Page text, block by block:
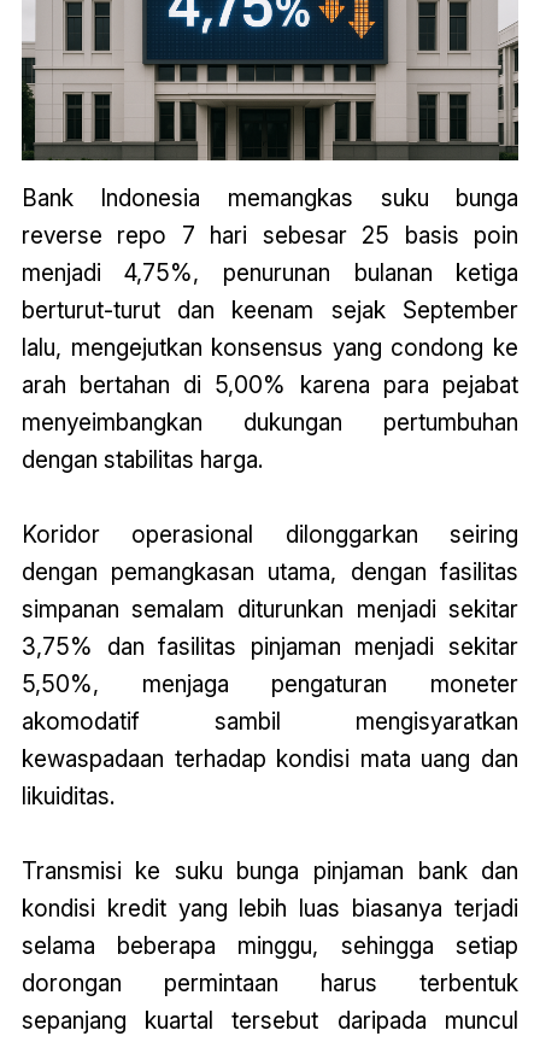
Bank Indonesia memangkas suku bunga
reverse repo 7 hari sebesar 25 basis poin
menjadi 4,75%, penurunan bulanan ketiga
berturut-turut dan keenam sejak September
lalu, mengejutkan konsensus yang condong ke
arah bertahan di 5,00% karena para pejabat
menyeimbangkan dukungan pertumbuhan
dengan stabilitas harga.
Koridor operasional dilonggarkan seiring
dengan pemangkasan utama, dengan fasilitas
simpanan semalam diturunkan menjadi sekitar
3,75% dan fasilitas pinjaman menjadi sekitar
5,50%, menjaga pengaturan moneter
akomodatif sambil mengisyaratkan
kewaspadaan terhadap kondisi mata uang dan
likuiditas.
Transmisi ke suku bunga pinjaman bank dan
kondisi kredit yang lebih luas biasanya terjadi
selama beberapa minggu, sehingga setiap
dorongan permintaan harus terbentuk
sepanjang kuartal tersebut daripada muncul